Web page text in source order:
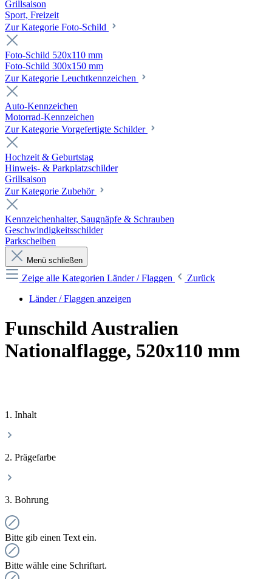
Grillsaison
Sport, Freizeit
Zur Kategorie Foto-Schild
Foto-Schild 520x110 mm
Foto-Schild 300x150 mm
Zur Kategorie Leuchtkennzeichen
Auto-Kennzeichen
Motorrad-Kennzeichen
Zur Kategorie Vorgefertigte Schilder
Hochzeit & Geburtstag
Hinweis- & Parkplatzschilder
Grillsaison
Zur Kategorie Zubehör
Kennzeichenhalter, Saugnäpfe & Schrauben
Geschwindigkeitsschilder
Parkscheiben
Menü schließen
Zeige alle Kategorien Länder / Flaggen
Zurück
Länder / Flaggen anzeigen
Funschild Australien
Nationalflagge, 520x110 mm
1. Inhalt
2. Prägefarbe
3. Bohrung
Bitte gib einen Text ein.
Bitte wähle eine Schriftart.